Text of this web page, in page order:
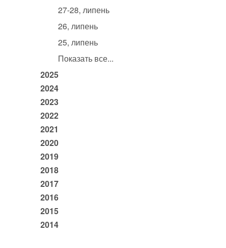
27-28, липень
26, липень
25, липень
Показать все...
2025
2024
2023
2022
2021
2020
2019
2018
2017
2016
2015
2014